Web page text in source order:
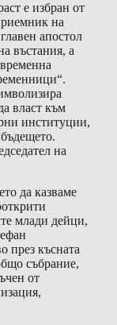
е избран от
на
апостол
въстания, а
власт към
институции,
на
да казваме
млади дейци,
през късната
събрание,
от